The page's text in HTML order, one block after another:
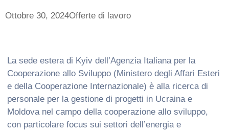
Ottobre 30, 2024Offerte di lavoro
La sede estera di Kyiv dell’Agenzia Italiana per la
Cooperazione allo Sviluppo (Ministero degli Affari Esteri
e della Cooperazione Internazionale) è alla ricerca di
personale per la gestione di progetti in Ucraina e
Moldova nel campo della cooperazione allo sviluppo,
con particolare focus sui settori dell’energia e